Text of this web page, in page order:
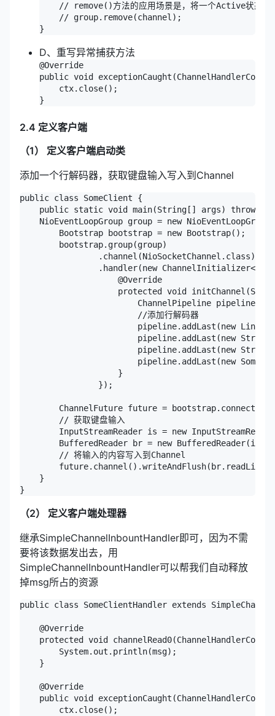
// remove()方法的应用场景是，将一个Active状态
    // group.remove(channel);
D、重写异常捕获方法
@Override
public void
    ctx.close();
2.4 定义客户端
（1） 定义客户端启动类
添加一个行解码器，获取键盘输入写入到Channel
public class SomeClient {
public static void main(String[] args) throws
NioEventLoopGroup group = new
        Bootstrap bootstrap = new Bootstrap();
        bootstrap.group(group)
                .channel(NioSocketChannel.class)
.handler(new
                    @Override
protected void
ChannelPipeline pipeline =
                        //添加行解码器
pipeline.addLast(new
pipeline.addLast(new
pipeline.addLast(new
pipeline.addLast(new
                    }
                });
ChannelFuture future =
        // 获取键盘输入
InputStreamReader is = new
        BufferedReader br = new BufferedReader(is);
        // 将输入的内容写入到Channel
    }
（2） 定义客户端处理器
继承SimpleChannelInbountHandler即可，因为不需
要将该数据发出去，用
SimpleChannelInbountHandler可以帮我们自动释放
掉msg所占的资源
public class SomeClientHandler extends
    @Override
protected void
        System.out.println(msg);
    }
    @Override
public void
        ctx.close();